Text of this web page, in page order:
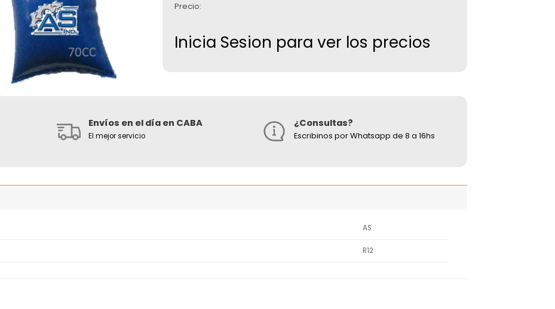
Precio:
Inicia Sesion para ver los precios
Envíos en el día en CABA
El mejor servicio
¿Consultas?
Escribinos por Whatsapp de 8 a 16hs
AS
R12